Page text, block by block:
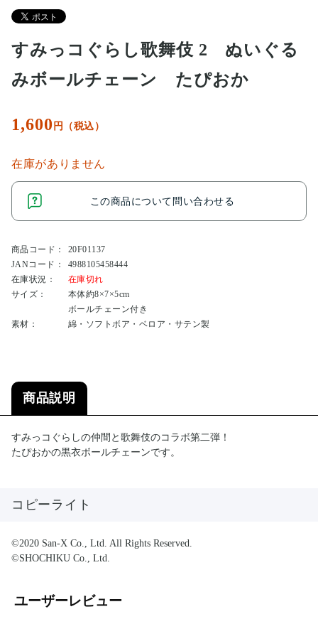
すみっコぐらし歌舞伎 2 ぬいぐる
みボールチェーン たぴおか
1,600 円（税込）
在庫がありません
この商品について問い合わせる
商品コード：
20F01137
JANコード：
4988105458444
在庫状況：
在庫切れ
サイズ：
本体約8×7×5cm
ボールチェーン付き
素材：
綿・ソフトボア・ベロア・サテン製
商品説明
すみっコぐらしの仲間と歌舞伎のコラボ第二弾！
たぴおかの黒衣ボールチェーンです。
コピーライト
©2020 San-X Co., Ltd. All Rights Reserved.
©SHOCHIKU Co., Ltd.
ユーザーレビュー